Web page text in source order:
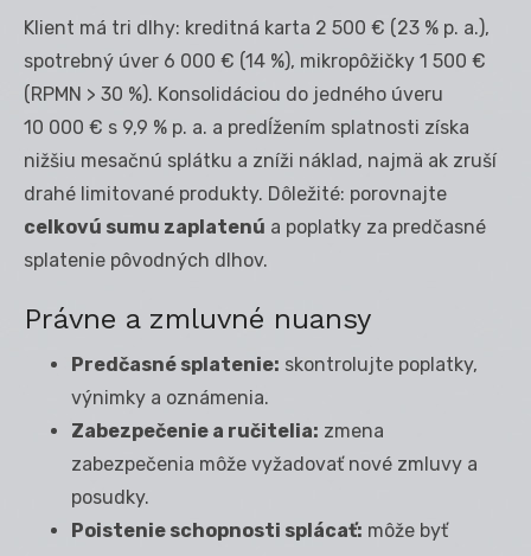
Klient má tri dlhy: kreditná karta 2 500 € (23 % p. a.),
spotrebný úver 6 000 € (14 %), mikropôžičky 1 500 €
(RPMN > 30 %). Konsolidáciou do jedného úveru
10 000 € s 9,9 % p. a. a predĺžením splatnosti získa
nižšiu mesačnú splátku a zníži náklad, najmä ak zruší
drahé limitované produkty. Dôležité: porovnajte
celkovú sumu zaplatenú a poplatky za predčasné
splatenie pôvodných dlhov.
Právne a zmluvné nuansy
Predčasné splatenie: skontrolujte poplatky,
výnimky a oznámenia.
Zabezpečenie a ručitelia: zmena
zabezpečenia môže vyžadovať nové zmluvy a
posudky.
Poistenie schopnosti splácať: môže byť